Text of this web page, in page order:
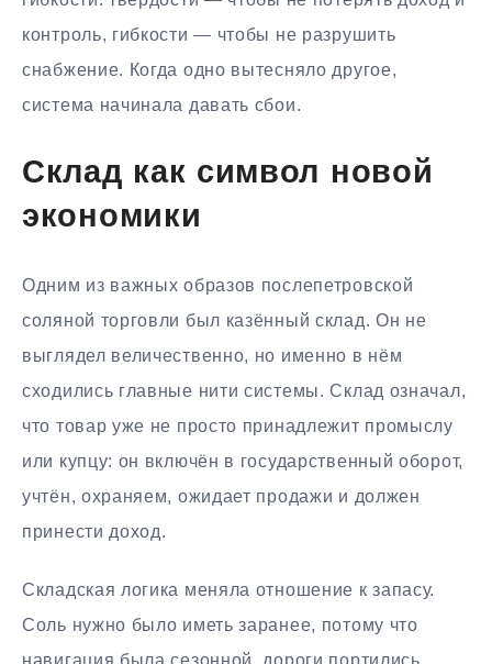
контроль, гибкости — чтобы не разрушить
снабжение. Когда одно вытесняло другое,
система начинала давать сбои.
Склад как символ новой
экономики
Одним из важных образов послепетровской
соляной торговли был казённый склад. Он не
выглядел величественно, но именно в нём
сходились главные нити системы. Склад означал,
что товар уже не просто принадлежит промыслу
или купцу: он включён в государственный оборот,
учтён, охраняем, ожидает продажи и должен
принести доход.
Складская логика меняла отношение к запасу.
Соль нужно было иметь заранее, потому что